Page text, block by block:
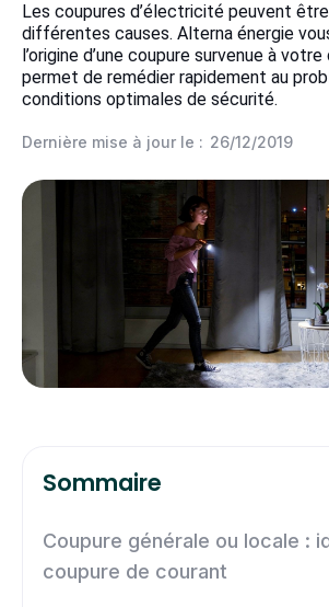
Les coupures d’électricité peuvent
différentes causes. Alterna énergie
l’origine d’une coupure survenue à
permet de remédier rapidement au
conditions optimales de sécurité.
Dernière mise à jour le : 26/12/2019
Sommaire
Coupure générale ou locale :
coupure de courant